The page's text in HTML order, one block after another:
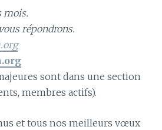
mois.
répondrons.
sont dans une section
membres actifs).
et tous nos meilleurs vœux